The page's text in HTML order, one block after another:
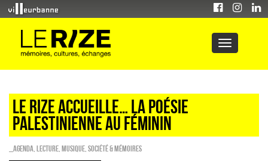
Le Rize accueille… LA POÉSIE
PALESTINIENNE AU FÉMININ
_Agenda Lecture Musique Société & Mémoires